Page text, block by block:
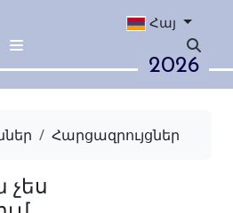
Հայ
2026
Հարցազրույցներ